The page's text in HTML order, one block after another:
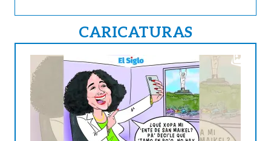
CARICATURAS